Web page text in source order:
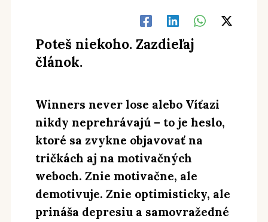
Poteš niekoho. Zazdieľaj
článok.
Winners never lose alebo Víťazi
nikdy neprehrávajú – to je heslo,
ktoré sa zvykne objavovať na
tričkách aj na motivačných
weboch. Znie motivačne, ale
demotivuje. Znie optimisticky, ale
prináša depresiu a samovražedné